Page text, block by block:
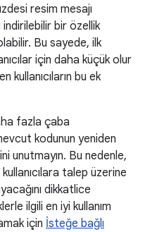
resim mesajı
bir özellik
Bu sayede, ilk
için daha küçük olur
kullanıcıların bu ek
fazla çaba
kodunun yeniden
unutmayın. Bu nedenle,
talep üzerine
dikkatlice
ilgili en iyi kullanım
için İsteğe bağlı